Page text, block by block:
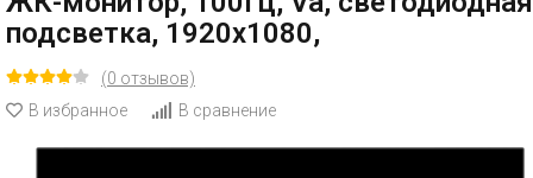
подсветка, 1920x1080,
(0 отзывов)
В избранное
В сравнение